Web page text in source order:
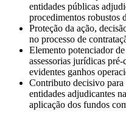
entidades públicas
procedimentos robustos
Proteção da ação,
no processo de
Elemento potenciador de
assessorias jurídicas
evidentes ganhos
Contributo decisivo para
entidades adjudicantes
aplicação dos fundos